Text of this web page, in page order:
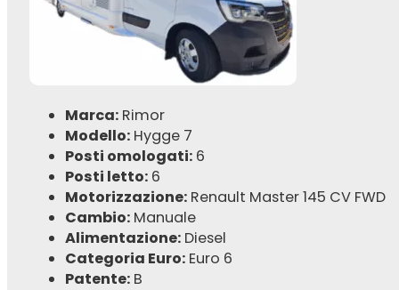
Marca: Rimor
Modello: Hygge 7
Posti omologati: 6
Posti letto: 6
Motorizzazione: Renault Master 145 CV FWD
Cambio: Manuale
Alimentazione: Diesel
Categoria Euro: Euro 6
Patente: B